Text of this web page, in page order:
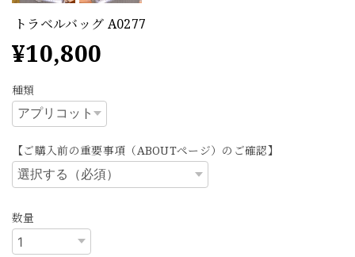
トラベルバッグ A0277
¥10,800
種類
【ご購入前の重要事項（ABOUTページ）のご確認】
数量